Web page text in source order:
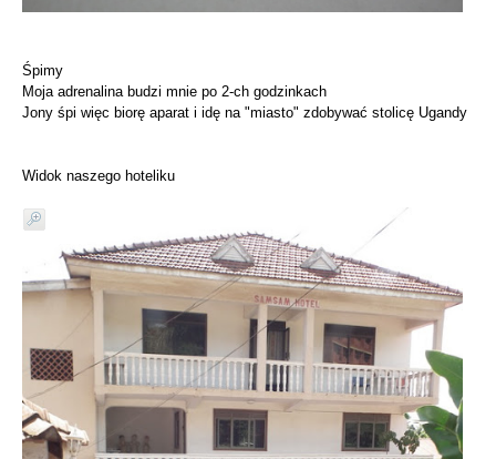
Śpimy
Moja adrenalina budzi mnie po 2-ch godzinkach
Jony śpi więc biorę aparat i idę na "miasto" zdobywać stolicę Ugandy
Widok naszego hoteliku